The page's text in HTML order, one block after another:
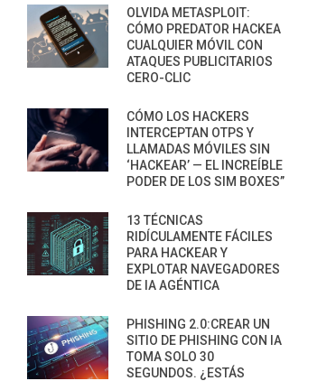
OLVIDA METASPLOIT:
CÓMO PREDATOR HACKEA
CUALQUIER MÓVIL CON
ATAQUES PUBLICITARIOS
CERO-CLIC
CÓMO LOS HACKERS
INTERCEPTAN OTPS Y
LLAMADAS MÓVILES SIN
‘HACKEAR’ — EL INCREÍBLE
PODER DE LOS SIM BOXES”
13 TÉCNICAS
RIDÍCULAMENTE FÁCILES
PARA HACKEAR Y
EXPLOTAR NAVEGADORES
DE IA AGÉNTICA
PHISHING 2.0:CREAR UN
SITIO DE PHISHING CON IA
TOMA SOLO 30
SEGUNDOS. ¿ESTÁS